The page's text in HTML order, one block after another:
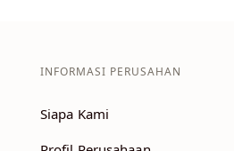
INFORMASI PERUSAHAN
Siapa Kami